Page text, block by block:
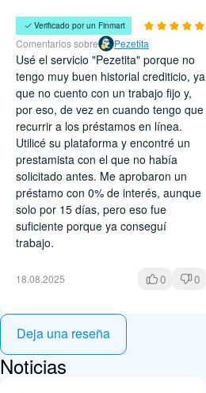
José López
Comentarios sobre Pezetita
Usé el servicio "Pezetita" porque no
tengo muy buen historial crediticio, ya
que no cuento con un trabajo fijo y,
por eso, de vez en cuando tengo que
recurrir a los préstamos en línea.
Utilicé su plataforma y encontré un
prestamista con el que no había
solicitado antes. Me aprobaron un
préstamo con 0% de interés, aunque
solo por 15 días, pero eso fue
suficiente porque ya conseguí
trabajo.
18.08.2025 0 0
Verificado por un Finmart
Deja una reseña
Noticias